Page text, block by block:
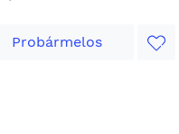
Probármelos